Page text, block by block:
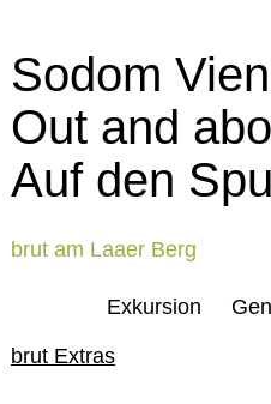
Sodom
Out and
Auf den
brut am Laaer Berg
Exkursion
brut Extras